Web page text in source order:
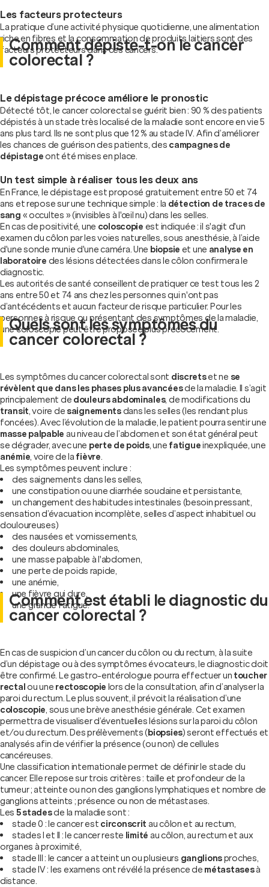
Les facteurs protecteurs
La pratique d’une activité physique quotidienne, une alimentation
riche en fibres et la consommation de produits laitiers sont des
facteurs protecteurs dans ces cancers.
Comment dépiste-t-on le cancer
colorectal ?
Le dépistage précoce améliore le pronostic
Détecté tôt, le cancer colorectal se guérit bien : 90 % des patients
dépistés à un stade très localisé de la maladie sont encore en vie 5
ans plus tard. Ils ne sont plus que 12 % au stade IV. Afin d’améliorer
les chances de guérison des patients, des campagnes de
dépistageont été mises en place.
Un test simple à réaliser tous les deux ans
En France, le dépistage est proposé gratuitement entre 50 et 74
ans et repose sur une technique simple : la détection de traces de
sang « occultes » (invisibles à l'œil nu) dans les selles.
En cas de positivité, une coloscopie est indiquée : il s'agit d'un
examen du côlon par les voies naturelles, sous anesthésie, à l’aide
d'une sonde munie d'une caméra. Une biopsie et une analyse en
laboratoire des lésions détectées dans le côlon confirmera le
diagnostic.
Les autorités de santé conseillent de pratiquer ce test tous les 2
ans entre 50 et 74 ans chez les personnes qui n'ont pas
d’antécédents et aucun facteur de risque particulier. Pour les
personnes à risque ou présentant des symptômes de la maladie,
une coloscopie peut être proposée plus précocement.
Quels sont les symptômes du
cancer colorectal ?
Les symptômes du cancer colorectal sont discretset ne se
révèlent que dans les phases plus avancéesde la maladie. Il s’agit
principalement de douleurs abdominales, de modifications du
transit, voire de saignementsdans les selles (les rendant plus
foncées). Avec l’évolution de la maladie, le patient pourra sentir une
masse palpable au niveau de l’abdomen et son état général peut
se dégrader, avec une perte de poids, une fatigueinexpliquée, une
anémie, voire de lafièvre.
Les symptômes peuvent inclure :
des saignements dans les selles,
une constipation ou une diarrhée soudaine et persistante,
un changement des habitudes intestinales (besoin pressant,
sensation d’évacuation incomplète, selles d’aspect inhabituel ou
douloureuses)
des nausées et vomissements,
des douleurs abdominales,
une masse palpable à l'abdomen,
une perte de poids rapide,
une anémie,
une fièvre qui dure,
une grande fatigue.
Comment est établi le diagnostic du
cancer colorectal ?
En cas de suspicion d’un cancer du côlon ou du rectum, à la suite
d’un dépistage ou à des symptômes évocateurs, le diagnostic doit
être confirmé. Le gastro-entérologue pourra effectuer un toucher
rectalou une rectoscopie lors de la consultation, afin d’analyser la
paroi du rectum. Le plus souvent, il prévoit la réalisation d’une
coloscopie, sous une brève anesthésie générale. Cet examen
permettra de visualiser d’éventuelles lésions sur la paroi du côlon
et/ou du rectum. Des prélèvements (biopsies) seront effectués et
analysés afin de vérifier la présence (ou non) de cellules
cancéreuses.
Une classification internationale permet de définir le stade du
cancer. Elle repose sur trois critères : taille et profondeur de la
tumeur ; atteinte ou non des ganglions lymphatiques et nombre de
ganglions atteints ; présence ou non de métastases.
Les 5 stadesde la maladie sont :
stade 0 : le cancer est circonscrit au côlon et au rectum,
stades I et II : le cancer reste limité au côlon, au rectum et aux
organes à proximité,
stade III : le cancer a atteint un ou plusieurs ganglionsproches,
stade IV : les examens ont révélé la présence de métastasesà
distance.